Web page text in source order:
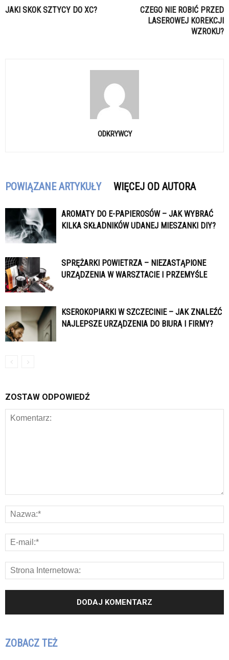
JAKI SKOK SZTYCY DO XC?
CZEGO NIE ROBIĆ PRZED
LASEROWEJ KOREKCJI
WZROKU?
ODKRYWCY
POWIĄZANE ARTYKUŁY WIĘCEJ OD AUTORA
AROMATY DO E-PAPIEROSÓW – JAK WYBRAĆ
KILKA SKŁADNIKÓW UDANEJ MIESZANKI DIY?
SPRĘŻARKI POWIETRZA – NIEZASTĄPIONE
URZĄDZENIA W WARSZTACIE I PRZEMYŚLE
KSEROKOPIARKI W SZCZECINIE – JAK ZNALEŹĆ
NAJLEPSZE URZĄDZENIA DO BIURA I FIRMY?
ZOSTAW ODPOWIEDŹ
ZOBACZ TEŻ